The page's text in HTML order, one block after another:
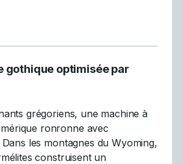
People-First Manufacturing :
gothique optimisée par
grégoriens, une machine à
ronronne avec
les montagnes du Wyoming,
construisent un